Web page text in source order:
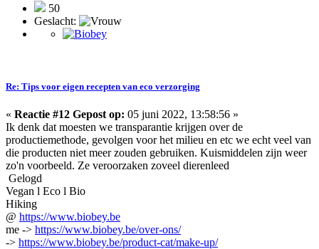
50
Geslacht:
Re: Tips voor eigen recepten van eco verzorging
« Reactie #12 Gepost op: 05 juni 2022, 13:58:56 »
Ik denk dat moesten we transparantie krijgen over de
productiemethode, gevolgen voor het milieu en etc we echt veel van
die producten niet meer zouden gebruiken. Kuismiddelen zijn weer
zo'n voorbeeld. Ze veroorzaken zoveel dierenleed
Gelogd
Vegan l Eco l Bio
Hiking
@ https://www.biobey.be
me -> https://www.biobey.be/over-ons/
-> https://www.biobey.be/product-cat/make-up/